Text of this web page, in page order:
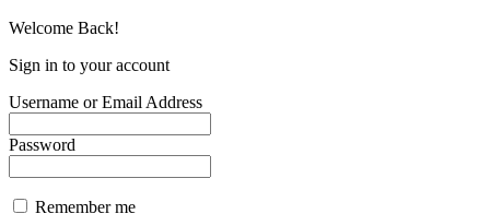
Welcome Back!
Sign in to your account
Username or Email Address
Password
Remember me